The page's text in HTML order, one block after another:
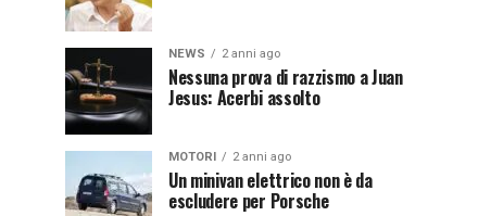
NEWS 2 anni ago
Nessuna prova di razzismo a Juan
Jesus: Acerbi assolto
MOTORI 2 anni ago
Un minivan elettrico non è da
escludere per Porsche